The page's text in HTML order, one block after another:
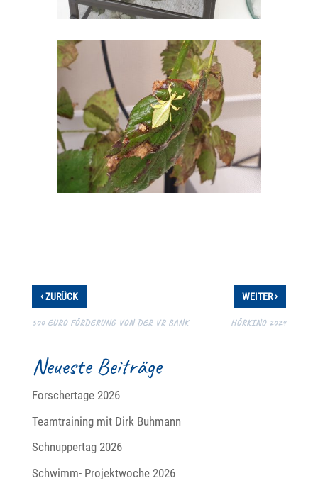
‹ZURÜCK
500 EURO FÖRDERUNG VON DER VR BANK
WEITER›
HÖRKINO 2024
Neueste Beiträge
Forschertage 2026
Teamtraining mit Dirk Buhmann
Schnuppertag 2026
Schwimm- Projektwoche 2026